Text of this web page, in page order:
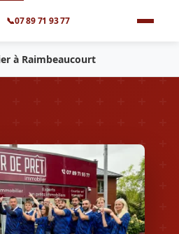
📞07 89 71 93 77
à Raimbeaucourt